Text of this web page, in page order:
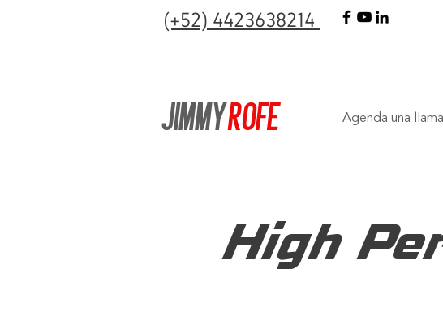
(+52) 4423638214
JIMMYROFE Agenda una
High